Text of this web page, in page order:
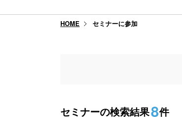
HOME セミナーに参加
セミナーの検索結果8件